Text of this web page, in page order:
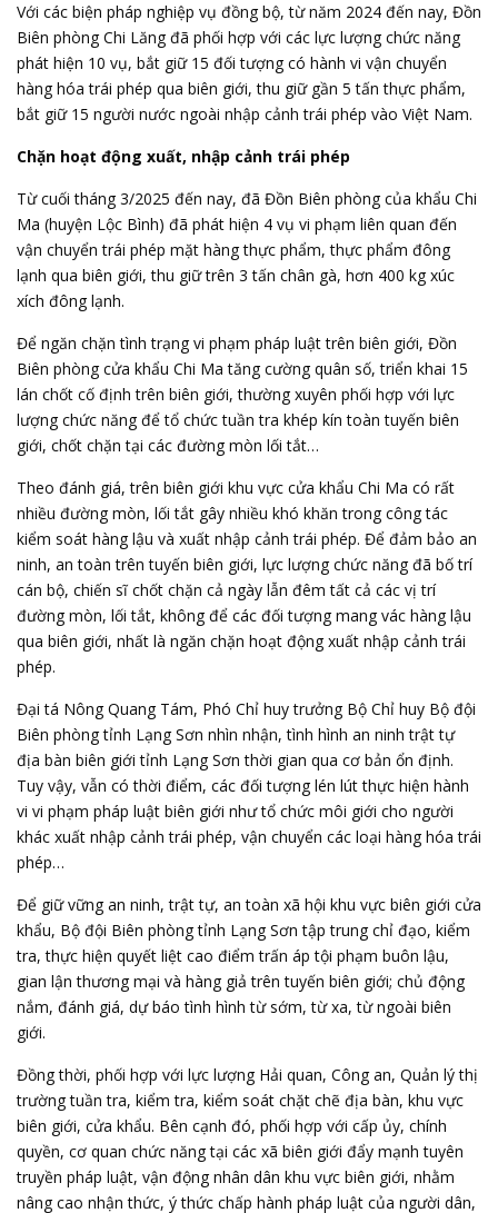
Với các biện pháp nghiệp vụ đồng bộ, từ năm 2024 đến nay, Đồn
Biên phòng Chi Lăng đã phối hợp với các lực lượng chức năng
phát hiện 10 vụ, bắt giữ 15 đối tượng có hành vi vận chuyển
hàng hóa trái phép qua biên giới, thu giữ gần 5 tấn thực phẩm,
bắt giữ 15 người nước ngoài nhập cảnh trái phép vào Việt Nam.
Chặn hoạt động xuất, nhập cảnh trái phép
Từ cuối tháng 3/2025 đến nay, đã Đồn Biên phòng của khẩu Chi
Ma (huyện Lộc Bình) đã phát hiện 4 vụ vi phạm liên quan đến
vận chuyển trái phép mặt hàng thực phẩm, thực phẩm đông
lạnh qua biên giới, thu giữ trên 3 tấn chân gà, hơn 400 kg xúc
xích đông lạnh.
Để ngăn chặn tình trạng vi phạm pháp luật trên biên giới, Đồn
Biên phòng cửa khẩu Chi Ma tăng cường quân số, triển khai 15
lán chốt cố định trên biên giới, thường xuyên phối hợp với lực
lượng chức năng để tổ chức tuần tra khép kín toàn tuyến biên
giới, chốt chặn tại các đường mòn lối tắt…
Theo đánh giá, trên biên giới khu vực cửa khẩu Chi Ma có rất
nhiều đường mòn, lối tắt gây nhiều khó khăn trong công tác
kiểm soát hàng lậu và xuất nhập cảnh trái phép. Để đảm bảo an
ninh, an toàn trên tuyến biên giới, lực lượng chức năng đã bố trí
cán bộ, chiến sĩ chốt chặn cả ngày lẫn đêm tất cả các vị trí
đường mòn, lối tắt, không để các đối tượng mang vác hàng lậu
qua biên giới, nhất là ngăn chặn hoạt động xuất nhập cảnh trái
phép.
Đại tá Nông Quang Tám, Phó Chỉ huy trưởng Bộ Chỉ huy Bộ đội
Biên phòng tỉnh Lạng Sơn nhìn nhận, tình hình an ninh trật tự
địa bàn biên giới tỉnh Lạng Sơn thời gian qua cơ bản ổn định.
Tuy vậy, vẫn có thời điểm, các đối tượng lén lút thực hiện hành
vi vi phạm pháp luật biên giới như tổ chức môi giới cho người
khác xuất nhập cảnh trái phép, vận chuyển các loại hàng hóa trái
phép…
Để giữ vững an ninh, trật tự, an toàn xã hội khu vực biên giới cửa
khẩu, Bộ đội Biên phòng tỉnh Lạng Sơn tập trung chỉ đạo, kiểm
tra, thực hiện quyết liệt cao điểm trấn áp tội phạm buôn lậu,
gian lận thương mại và hàng giả trên tuyến biên giới; chủ động
nắm, đánh giá, dự báo tình hình từ sớm, từ xa, từ ngoài biên
giới.
Đồng thời, phối hợp với lực lượng Hải quan, Công an, Quản lý thị
trường tuần tra, kiểm tra, kiểm soát chặt chẽ địa bàn, khu vực
biên giới, cửa khẩu. Bên cạnh đó, phối hợp với cấp ủy, chính
quyền, cơ quan chức năng tại các xã biên giới đẩy mạnh tuyên
truyền pháp luật, vận động nhân dân khu vực biên giới, nhằm
nâng cao nhận thức, ý thức chấp hành pháp luật của người dân,